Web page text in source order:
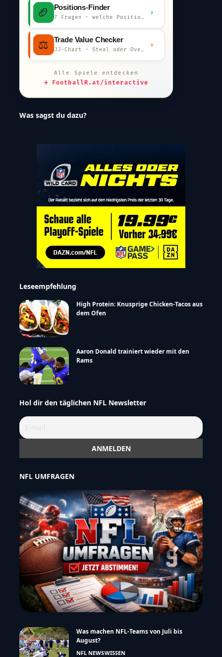
🏈 Positions-Finder
7 Fragen · welche Position bist du?
›
⚖️ Trade Value Checker
JJ-Chart · Steal oder Overpay?
›
Alle Spiele entdecken
→ FootballR.at/interactive
Was sagst du dazu?
Leseempfehlung
High Protein: Knusprige Chicken-Tacos aus
dem Ofen
Aaron Donald trainiert wieder mit den
Rams
Hol dir den täglichen NFL Newsletter
NFL UMFRAGEN
Was machen NFL-Teams von Juli bis
August?
NFL NEWSWISSEN